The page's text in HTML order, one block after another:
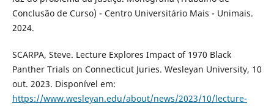
Conclusão de Curso) - Centro Universitário Mais - Unimais.
2024.
SCARPA, Steve. Lecture Explores Impact of 1970 Black
Panther Trials on Connecticut Juries. Wesleyan University, 10
out. 2023. Disponível em:
https://www.wesleyan.edu/about/news/2023/10/lecture-